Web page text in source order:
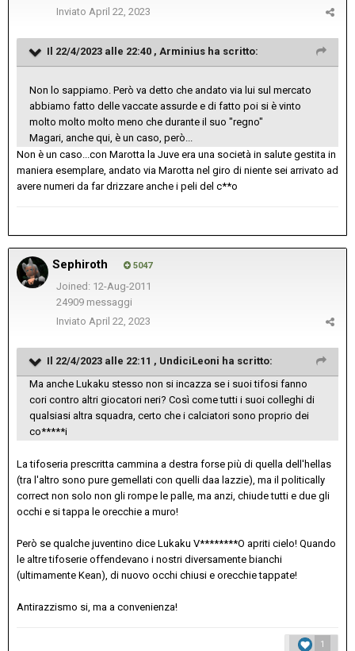
Inviato April 22, 2023
Il 22/4/2023 alle 22:40 , Arminius ha scritto:
Non lo sappiamo. Però va detto che andato via lui sul mercato
abbiamo fatto delle vaccate assurde e di fatto poi si è vinto
molto molto molto meno che durante il suo "regno"
Magari, anche qui, è un caso, però...
Non è un caso...con Marotta la Juve era una società in salute gestita in
maniera esemplare, andato via Marotta nel giro di niente sei arrivato ad
avere numeri da far drizzare anche i peli del c**o
Sephiroth 5047
Joined: 12-Aug-2011
24909 messaggi
Inviato April 22, 2023
Il 22/4/2023 alle 22:11 , UndiciLeoni ha scritto:
Ma anche Lukaku stesso non si incazza se i suoi tifosi fanno
cori contro altri giocatori neri? Così come tutti i suoi colleghi di
qualsiasi altra squadra, certo che i calciatori sono proprio dei
co*****i
La tifoseria prescritta cammina a destra forse più di quella dell'hellas
(tra l'altro sono pure gemellati con quelli daa lazzie), ma il politically
correct non solo non gli rompe le palle, ma anzi, chiude tutti e due gli
occhi e si tappa le orecchie a muro!
Però se qualche juventino dice Lukaku V********O apriti cielo! Quando
le altre tifoserie offendevano i nostri diversamente bianchi
(ultimamente Kean), di nuovo occhi chiusi e orecchie tappate!
Antirazzismo si, ma a convenienza!
1